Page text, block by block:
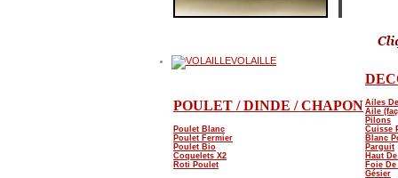
VOLAILLE
POULET / DINDE / CHAPON
Poulet Blanc
Poulet Fermier
Poulet Bio
Coquelets X2
Roti Poulet
Ailes
Aile
Pilons
Cuisse
Blanc
Parguit
Haut
Foie
Gésier